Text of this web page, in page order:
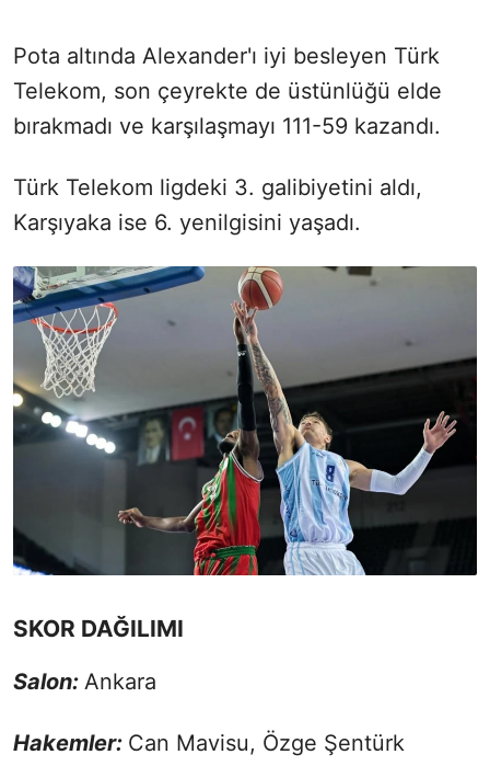
Pota altında Alexander'ı iyi besleyen Türk
Telekom, son çeyrekte de üstünlüğü elde
bırakmadı ve karşılaşmayı 111-59 kazandı.
Türk Telekom ligdeki 3. galibiyetini aldı,
Karşıyaka ise 6. yenilgisini yaşadı.
SKOR DAĞILIMI
Salon: Ankara
Hakemler: Can Mavisu, Özge Şentürk